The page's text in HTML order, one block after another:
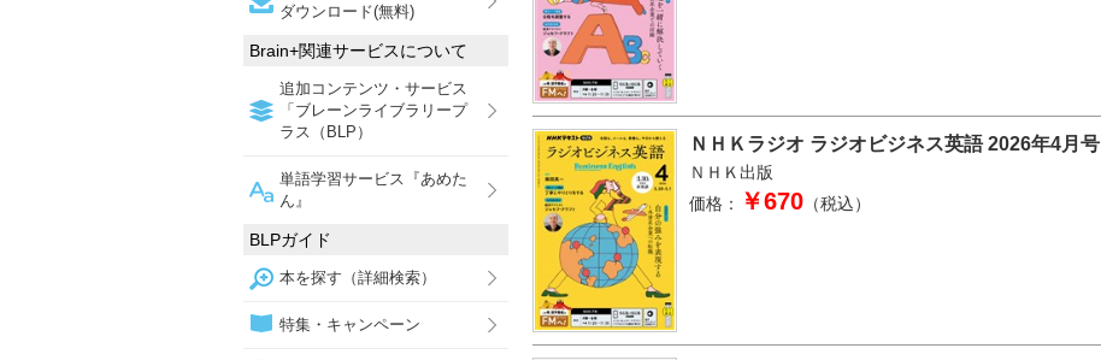
ＮＨＫラジオ ラジオビジネス英語 2026年4月号
ＮＨＫ出版
価格：
￥670 （税込）
ダウンロード(無料)
Brain+関連サービスについて
追加コンテンツ・サービス
「ブレーンライブラリープ
ラス（BLP）
単語学習サービス『あめた
ん』
BLPガイド
本を探す（詳細検索）
特集・キャンペーン